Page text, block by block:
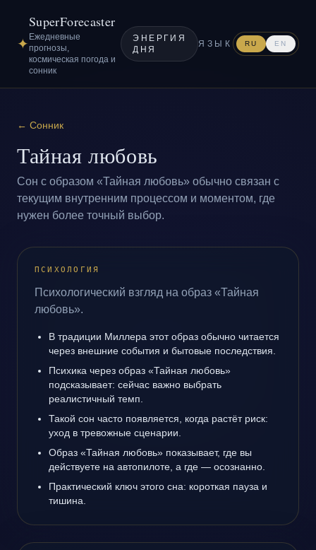
✦
SuperForecaster
Ежедневные
прогнозы,
космическая погода и
сонник
ЭНЕРГИЯ
ДНЯ
ЯЗЫК RU EN
← Сонник
Тайная любовь
Сон с образом «Тайная любовь» обычно связан с
текущим внутренним процессом и моментом, где
нужен более точный выбор.
ПСИХОЛОГИЯ
Психологический взгляд на образ «Тайная
любовь».
В традиции Миллера этот образ обычно читается
через внешние события и бытовые последствия.
Психика через образ «Тайная любовь»
подсказывает: сейчас важно выбрать
реалистичный темп.
Такой сон часто появляется, когда растёт риск:
уход в тревожные сценарии.
Образ «Тайная любовь» показывает, где вы
действуете на автопилоте, а где — осознанно.
Практический ключ этого сна: короткая пауза и
тишина.